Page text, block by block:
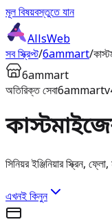
মূল বিষয়বস্তুতে যান
AllsWeb
সব স্ক্রিপ্ট/6ammart/
6ammart
অতিরিক্ত সেবা6ammart
সিনিয়র ইঞ্জিনিয়ার স্ক্রিন,
এখনই কিনুন